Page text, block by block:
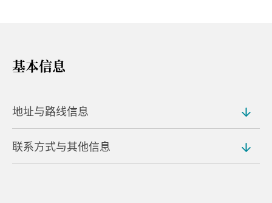
基本信息
地址与路线信息
地址
联系方式与其他信息